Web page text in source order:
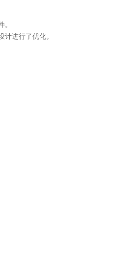
。
进行了优化。